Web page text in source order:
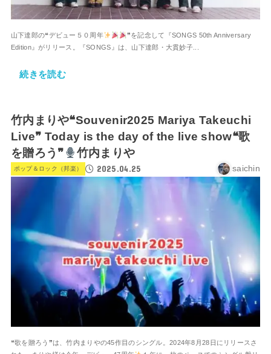
山下達郎の❝デビュー５０周年
❞を記念して『SONGS 50th Anniversary
Edition』がリリース。『SONGS』は、山下達郎・大貫妙子...
続きを読む
竹内まりや❝Souvenir2025 Mariya Takeuchi
Live❞ Today is the day of the live show❝歌
を贈ろう❞
竹内まりや
ポップ＆ロック（邦楽） 2025.04.25 saichin
❝歌を贈ろう❞は、竹内まりやの45作目のシングル。2024年8月28日にリリースさ